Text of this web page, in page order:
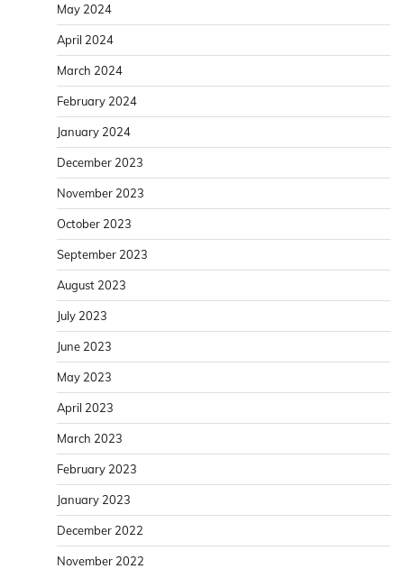
May 2024
April 2024
March 2024
February 2024
January 2024
December 2023
November 2023
October 2023
September 2023
August 2023
July 2023
June 2023
May 2023
April 2023
March 2023
February 2023
January 2023
December 2022
November 2022